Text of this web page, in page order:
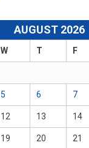
AUGUST 2026
W T F
5 6 7
12 13 14
19 20 21